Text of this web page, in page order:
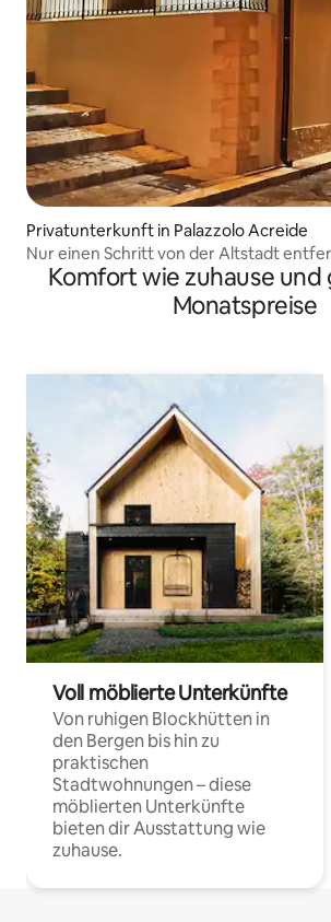
Privatunterkunft in Palazzolo Acreide
Nur einen Schritt von der Altstadt
Komfort wie zuhause
Monatspreise
Voll möblierte Unterkünfte
Von ruhigen Blockhütten in
den Bergen bis hin zu
praktischen
Stadtwohnungen – diese
möblierten Unterkünfte
bieten dir Ausstattung wie
zuhause.